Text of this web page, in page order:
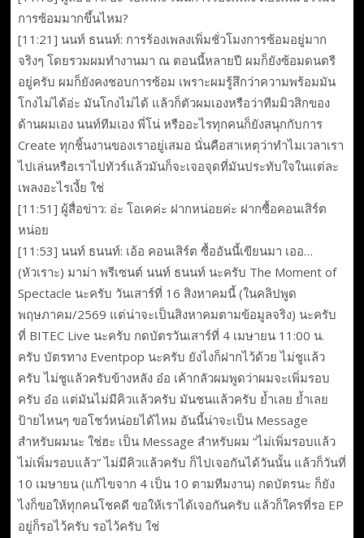
การซ้อมมากขึ้นไหม?
[11:21] นนท์ ธนนท์: การร้องเพลงเพิ่มชั่วโมงการซ้อมอยู่มาก
จริงๆ โดยรวมผมทำงานมา ณ ตอนนี้หลายปี ผมก็ยังซ้อมดนตรี
อยู่ครับ ผมก็ยังคงชอบการซ้อม เพราะผมรู้สึกว่าความพร้อมมัน
โกงไม่ได้อ่ะ มันโกงไม่ได้ แล้วก็ตัวผมเองหรือว่าทีมมิวสิกของ
ด้านผมเอง นนท์ทีมเอง พี่โน่ หรืออะไรทุกคนก็ยังสนุกกับการ
Create ทุกชิ้นงานของเราอยู่เสมอ นั่นคือสาเหตุว่าทำไมเวลาเรา
ไปเล่นหรือเราไปทัวร์แล้วมันก็จะเจอจุดที่มันประทับใจในแต่ละ
เพลงอะไรเงี้ย ใช่
[11:51] ผู้สื่อข่าว: อ่ะ โอเคค่ะ ฝากหน่อยค่ะ ฝากซื้อคอนเสิร์ต
หน่อย
[11:53] นนท์ ธนนท์: เอ้อ คอนเสิร์ต ซื้ออันนี้เขียนมา เออ…
(หัวเราะ) มาม่า พรีเซนต์ นนท์ ธนนท์ นะครับ The Moment of
Spectacle นะครับ วันเสาร์ที่ 16 สิงหาคมนี้ (ในคลิปพูด
พฤษภาคม/2569 แต่น่าจะเป็นสิงหาคมตามข้อมูลจริง) นะครับ
ที่ BITEC Live นะครับ กดบัตรวันเสาร์ที่ 4 เมษายน 11:00 น.
ครับ บัตรทาง Eventpop นะครับ ยังไงก็ฝากไว้ด้วย ไม่ชูแล้ว
ครับ ไม่ชูแล้วครับข้างหลัง อ๋อ เค้ากลัวผมพูดว่าผมจะเพิ่มรอบ
ครับ อ๋อ แต่มันไม่มีคิวแล้วครับ มันชนแล้วครับ ย้ำเลย ย้ำเลย
ป้ายไหนๆ ขอโชว์หน่อยได้ไหม อันนี้น่าจะเป็น Message
สำหรับผมนะ ใช่ฮะ เป็น Message สำหรับผม “ไม่เพิ่มรอบแล้ว
ไม่เพิ่มรอบแล้ว” ไม่มีคิวแล้วครับ ก็ไปเจอกันได้วันนั้น แล้วก็วันที่
10 เมษายน (แก้ไขจาก 4 เป็น 10 ตามทีมงาน) กดบัตรนะ ก็ยัง
ไงก็ขอให้ทุกคนโชคดี ขอให้เราได้เจอกันครับ แล้วก็ใครที่รอ EP
อยู่ก็รอไว้ครับ รอไว้ครับ ใช่